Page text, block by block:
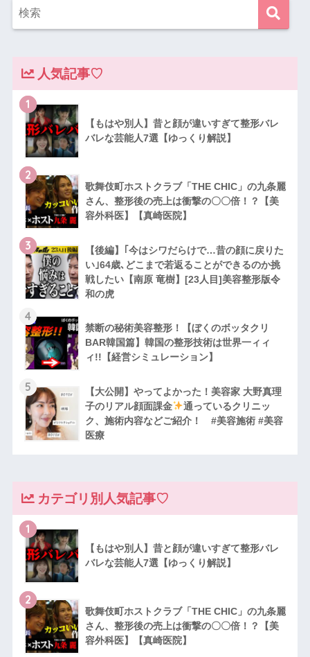
人気記事♡
1
【もはや別人】昔と顔が違いすぎて整形バレ
バレな芸能人7選【ゆっくり解説】
2
歌舞伎町ホストクラブ「THE CHIC」の九条麗
さん、整形後の売上は衝撃の〇〇倍！？【美
容外科医】【真崎医院】
3
【後編】｢今はシワだらけで…昔の顔に戻りた
い｣64歳､どこまで若返ることができるのか挑
戦したい【南原 竜樹】[23人目]美容整形版令
和の虎
4
禁断の秘術美容整形！【ぼくのボッタクリ
BAR韓国篇】韓国の整形技術は世界一ィィ
ィ!!【経営シミュレーション】
5
【大公開】やってよかった！美容家 大野真理
子のリアル顔面課金
通っているクリニッ
ク、施術内容などご紹介！ #美容施術 #美容
医療
カテゴリ別人気記事♡
1
【もはや別人】昔と顔が違いすぎて整形バレ
バレな芸能人7選【ゆっくり解説】
2
歌舞伎町ホストクラブ「THE CHIC」の九条麗
さん、整形後の売上は衝撃の〇〇倍！？【美
容外科医】【真崎医院】